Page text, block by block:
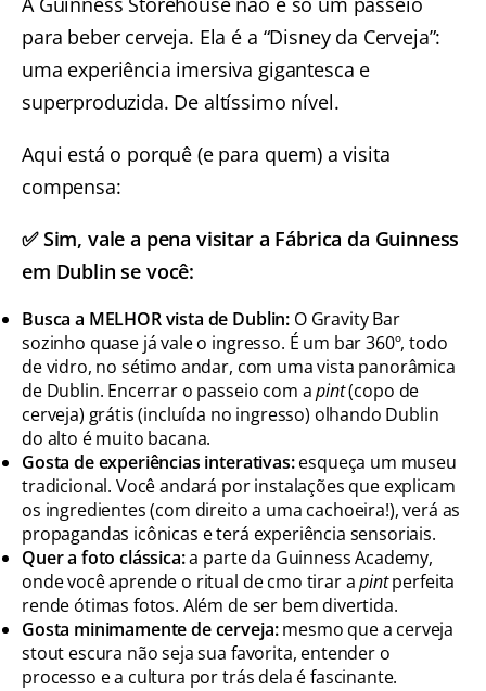
para beber cerveja. Ela é a “Disney da Cerveja”:
uma experiência imersiva gigantesca e
superproduzida. De altíssimo nível.
Aqui está o porquê (e para quem) a visita
compensa:
✅ Sim, vale a pena visitar a Fábrica da Guinness
em Dublin se você:
Busca a MELHOR vista de Dublin: O Gravity Bar
sozinho quase já vale o ingresso. É um bar 360º, todo
de vidro, no sétimo andar, com uma vista panorâmica
de Dublin. Encerrar o passeio com apint(copo de
cerveja) grátis (incluída no ingresso) olhando Dublin
do alto é muito bacana.
Gosta de experiências interativas:esqueça um museu
tradicional. Você andará por instalações que explicam
os ingredientes (com direito a uma cachoeira!), verá as
propagandas icônicas e terá experiência sensoriais.
Quer a foto clássica:a parte da Guinness Academy,
onde você aprende o ritual de cmo tirar apintperfeita
rende ótimas fotos. Além de ser bem divertida.
Gosta minimamente de cerveja:mesmo que a cerveja
stout escura não seja sua favorita, entender o
processo e a cultura por trás dela é fascinante.